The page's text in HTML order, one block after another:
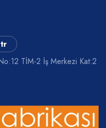
TİM-2 İş Merkezi Kat:2